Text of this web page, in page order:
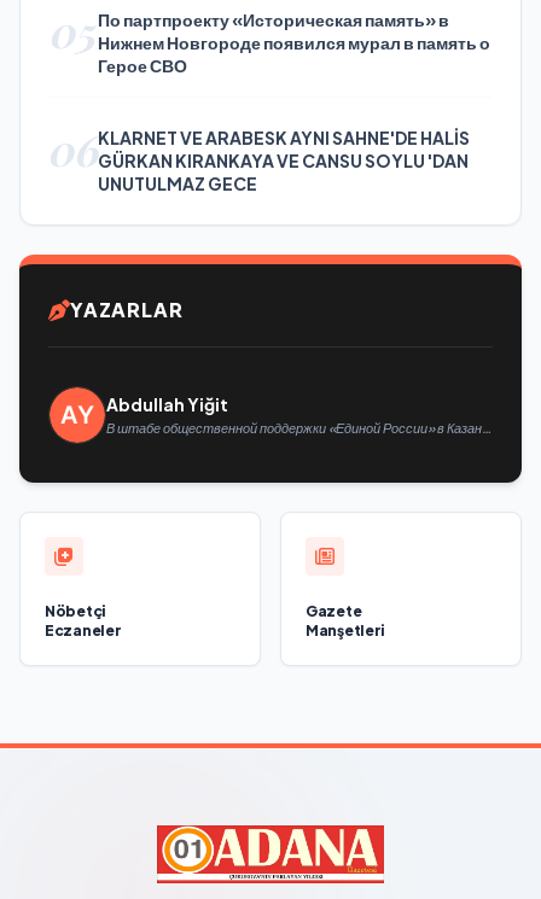
05По партпроекту «Историческая память» в
Нижнем Новгороде появился мурал в память о
Герое СВО
06KLARNET VE ARABESK AYNI SAHNE'DE HALİS
GÜRKAN KIRANKAYA VE CANSU SOYLU 'DAN
UNUTULMAZ GECE
YAZARLAR
Abdullah Yiğit
В штабе общественной поддержки «Единой России» в Казани
Nöbetçi
Eczaneler
Gazete
Manşetleri